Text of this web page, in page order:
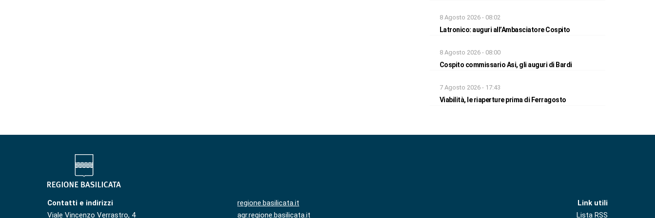
8 Agosto 2026 - 08:02
Latronico: auguri all’Ambasciatore Cospito
8 Agosto 2026 - 08:00
Cospito commissario Asi, gli auguri di Bardi
7 Agosto 2026 - 17:43
Viabilità, le riaperture prima di Ferragosto
Contatti e indirizzi
Viale Vincenzo Verrastro, 4
regione.basilicata.it
agr.regione.basilicata.it
Link utili
Lista RSS